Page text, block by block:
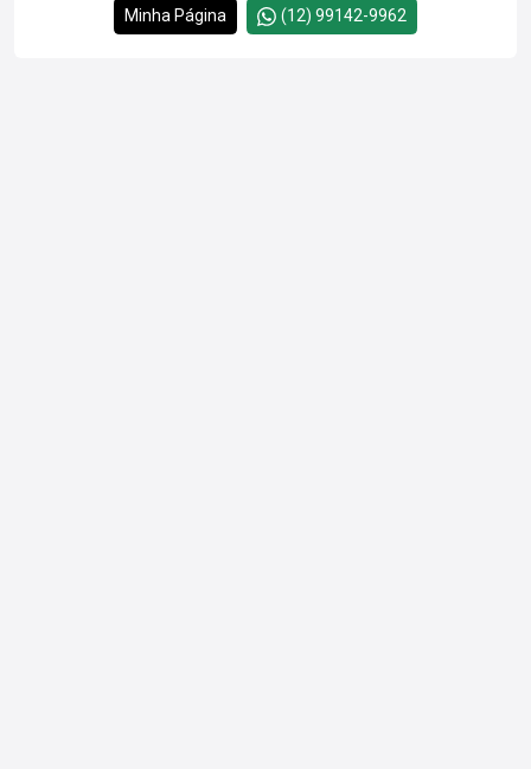
Minha Página (12) 99142-9962